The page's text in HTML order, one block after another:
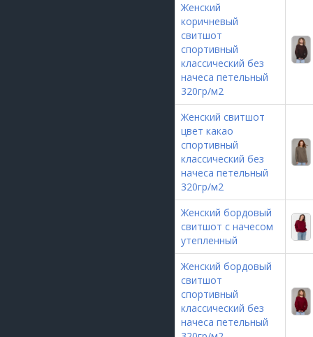
Женский
коричневый
свитшот
спортивный
классический без
начеса петельный
320гр/м2
Женский свитшот
цвет какао
спортивный
классический без
начеса петельный
320гр/м2
Женский бордовый
свитшот с начесом
утепленный
Женский бордовый
свитшот
спортивный
классический без
начеса петельный